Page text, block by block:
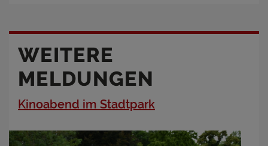
WEITERE
MELDUNGEN
Kinoabend im Stadtpark